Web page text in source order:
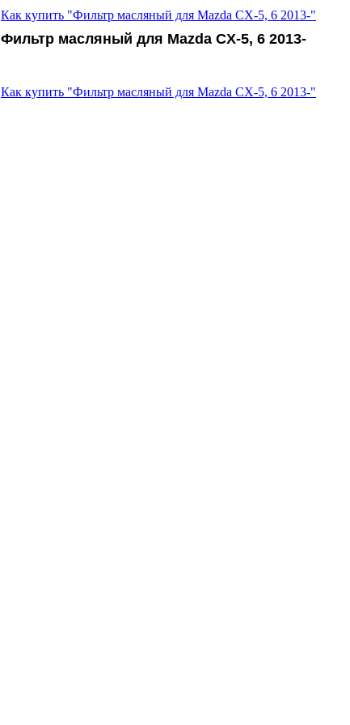
Как купить "Фильтр масляный для Mazda CX-5, 6 2013-"
Фильтр масляный для Mazda CX-5, 6 2013-
Как купить "Фильтр масляный для Mazda CX-5, 6 2013-"